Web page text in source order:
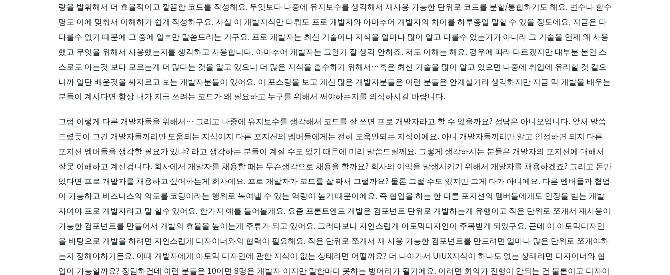
량을 발휘해서 더 효율적이고 깔끔한 코드를 작성해요. 무엇보다 나중에 유지보수를 생각해서 재사용 가능한 단위로 코드를 분할/통합하기도 해요. 변수나 함수
명도 이에 맞춰서 이해하기 쉽게 작성하구요. 사실 이 개발지식만 다뤄도 프로 개발자와 아마추어 개발자의 차이를 하루종일 말할 수 있을 정도에요. 지금은 다
다룰수 없기 때문에 그 중에 일부만 말씀드리는 거구요. 프로 개발자는 최신 기술이나 지식을 얼마나 많이 알고 다룰수 있는가가 아니라 그 기술을 언제 왜 사용
했고 무엇을 위해서 사용했는지를 생각하고 사용합니다. 아마추어 개발자는 그런거 잘 생각 안하죠. 저도 이해는 해요. 경우에 따라 다르겠지만 대부분 본인 스
스로도 아는것 보다 모르는게 더 많다는 것을 알고 있으니 더 많은 지식을 흡수하기 위해서…혹은 최신 기술을 많이 알고 있으면 나중에 취업에 유리할 것 같으
니까 일단 배운것을 싸지르고 보는 개발자분들이 있어요. 이 포스팅을 보고 계신 많은 개발자분들은 이런 분들은 안계실거라 생각하지만 지금 막 개발을 배우는
분들이 계시다면 항상 내가 지금 쓰려는 코드가 왜 필요하고 누구를 위해서 써야하는지를 의식하시길 바랍니다.
그럼 이렇게 다른 개발자들을 위해서… 그리고 나중에 유지보수를 생각해서 코드를 잘 쓰면 프로 개발자라고 할 수 있을까요? 정답은 아니오입니다. 앞서 말씀
드렸듯이 그건 개발자들끼리만 도움되는 지식이지 다른 포지션의 멤버들에게는 전혀 도움안되는 지식이에요. 아니 개발자들끼리만 알고 인정하면 되지 다른
포지션 멤버들을 생각할 필요가 있냐? 라고 생각하는 분들이 계실 수도 있기 때문에 미리 말씀드릴께요. 그렇게 생각하시는 분들은 개발자의 포지션에 대해서
잘못 이해하고 계신겁니다. 회사에서 개발자를 채용할 때는 무슨생각으로 채용을 할까요? 회사의 이익을 발생시키기 위해서 개발자를 채용하겠죠? 그리고 돈만
있다면 프로 개발자를 채용하고 싶어하는게 회사에요. 프로 개발자가 코드를 잘 짜서 그럴까요? 물론 그럴 수도 있지만 그게 다가 아니에요. 다른 멤버들과 협업
이 가능하고 비즈니스의 의도를 코딩이라는 행위로 녹여낼 수 있는 역량이 높기 때문이에요. 즉 협업을 하는 한 다른 포지션의 멤버들에게도 인정을 받는 개발
자여야 프로 개발자라고 말 할수 있어요. 한가지 예를 들어볼게요. 요즘 프론트엔드 개발은 컴포넌트 단위로 개발하는게 유행이고 작은 단위로 쪼개서 재사용이
가능한 컴포넌트를 만들어서 개발의 효율을 높이는게 주류가 되고 있어요. 그러다보니 자연스럽게 아토믹디자인이 주목받게 되었구요. 근데 이 아토믹디자인
을 바탕으로 개발을 하려면 자연스럽게 디자이너와의 협력이 필요해요. 작은 단위로 쪼개서 재 사용 가능한 컴포넌트를 만드려면 얼마나 많은 단위로 쪼개야하
는지 정해야하거든요. 이때 개발자에게 아토믹 디자인에 관한 지식이 없는 상태라면 어떨까요? 더 나아가서 UIUX지식이 하나도 없는 상태라면 디자이너와 협
업이 가능할까요? 장담하건데 이런 분들은 10이면 8명은 개발자 이지만 말한마디 못하는 벙어리가 될거에요. 이러면 회의가 진행이 안되는 건 물론이고 디자이